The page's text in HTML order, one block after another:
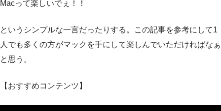
Macって楽しいでぇ！！
というシンプルな一言だったりする。この記事を参考にして1
人でも多くの方がマックを手にして楽しんでいただければなぁ
と思う。
【おすすめコンテンツ】